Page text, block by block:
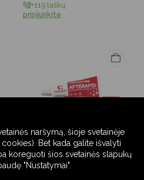
+119 taškų
prisijunkite
AFTERAPID gelis aftoms